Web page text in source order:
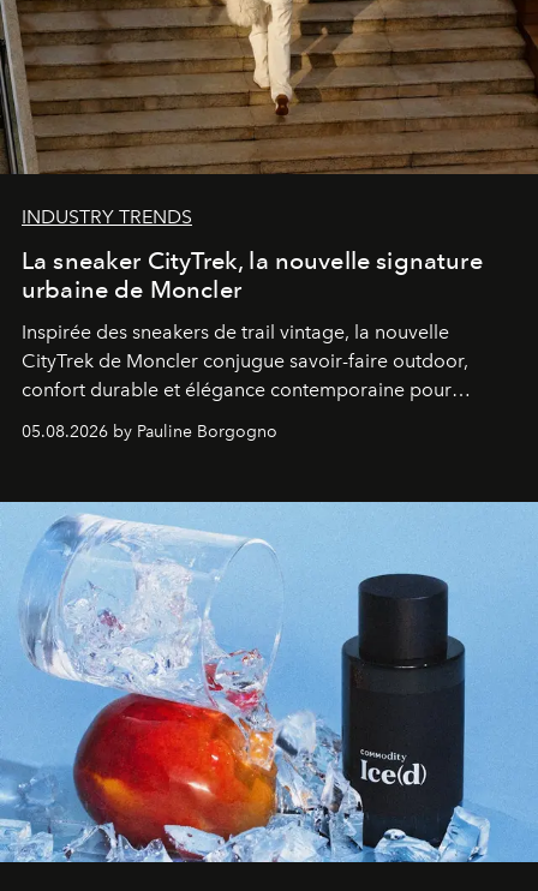
INDUSTRY TRENDS
La sneaker CityTrek, la nouvelle signature
urbaine de Moncler
Inspirée des sneakers de trail vintage, la nouvelle
CityTrek de Moncler conjugue savoir-faire outdoor,
confort durable et élégance contemporaine pour
accompagner les explorations du quotidien.
05.08.2026 by Pauline Borgogno